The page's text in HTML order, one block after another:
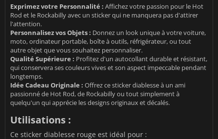
Exprimez votre Personnalité : Affichez votre passion pour le Hot
Rod et le Rockabilly avec un sticker qui ne manquera pas d'attirer
l'attention.
Personnalisez vos Objets : Donnez un look unique à votre voiture,
moto, ordinateur portable, boîte à outils, réfrigérateur, ou tout
autre objet que vous souhaitez personnaliser.
Qualité Supérieure : Profitez d'un autocollant durable et résistant,
qui conservera ses couleurs vives et son aspect impeccable pendant
longtemps.
Idée Cadeau Originale : Offrez ce sticker diablesse à un ami
passionné de Hot Rod, de Rockabilly ou tout simplement à
quelqu'un qui apprécie les designs originaux et décalés.
Utilisations :
Ce sticker diablesse rouge est idéal pour :